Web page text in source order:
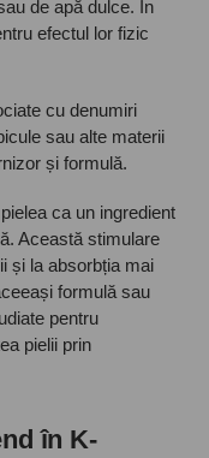
de apă dulce. În
efectul lor fizic
cu denumiri
sau alte materii
și formulă.
ca un ingredient
Această stimulare
și la absorbția mai
formulă sau
pentru
pielii prin
în K-